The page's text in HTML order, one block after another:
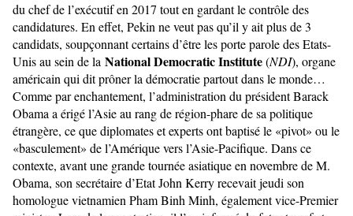
du chef de l’exécutif en 2017 tout en gardant le contrôle des
candidatures. En effet, Pekin ne veut pas qu’il y ait plus de 3
candidats, soupçonnant certains d’être les porte parole des Etats-
Unis au sein de la National Democratic Institute(NDI), organe
américain qui dit prôner la démocratie partout dans le monde…
Comme par enchantement, l’administration du président Barack
Obama a érigé l’Asie au rang de région-phare de sa politique
étrangère, ce que diplomates et experts ont baptisé le «pivot» ou le
«basculement» de l’Amérique vers l’Asie-Pacifique. Dans ce
contexte, avant une grande tournée asiatique en novembre de M.
Obama, son secrétaire d’Etat John Kerry recevait jeudi son
homologue vietnamien Pham Binh Minh, également vice-Premier